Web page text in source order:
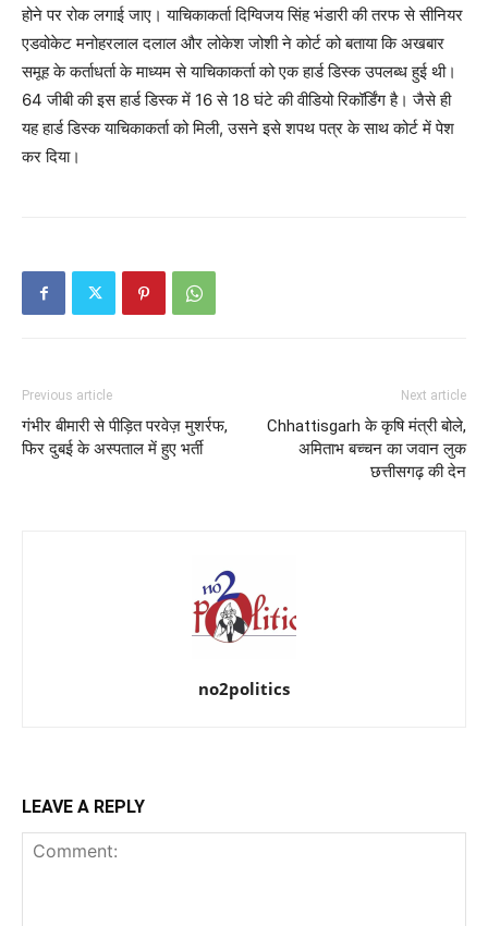
होने पर रोक लगाई जाए। याचिकाकर्ता दिग्विजय सिंह भंडारी की तरफ से सीनियर
एडवोकेट मनोहरलाल दलाल और लोकेश जोशी ने कोर्ट को बताया कि अखबार
समूह के कर्ताधर्ता के माध्यम से याचिकाकर्ता को एक हार्ड डिस्क उपलब्ध हुई थी।
64 जीबी की इस हार्ड डिस्क में 16 से 18 घंटे की वीडियो रिकॉर्डिंग है। जैसे ही
यह हार्ड डिस्क याचिकाकर्ता को मिली, उसने इसे शपथ पत्र के साथ कोर्ट में पेश
कर दिया।
Previous article
गंभीर बीमारी से पीड़ित परवेज़ मुशर्रफ,
फिर दुबई के अस्पताल में हुए भर्ती
Next article
Chhattisgarh के कृषि मंत्री बोले,
अमिताभ बच्चन का जवान लुक
छत्तीसगढ़ की देन
no2politics
LEAVE A REPLY